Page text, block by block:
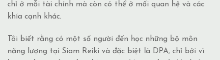
chỉ ở mỗi tài chính mà còn có thể ở mối quan hệ và các
khía cạnh khác.
Tôi biết rằng có một số người đến học những bộ môn
năng lượng tại Siam Reiki và đặc biệt là DPA, chỉ bởi vì